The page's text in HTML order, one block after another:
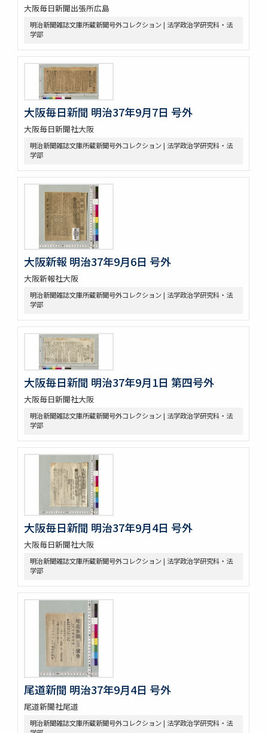
大阪毎日新聞出張所広島
明治新聞雑誌文庫所蔵新聞号外コレクション | 法学政治学研究科・法
学部
大阪毎日新聞 明治37年9月7日 号外
大阪毎日新聞社大阪
明治新聞雑誌文庫所蔵新聞号外コレクション | 法学政治学研究科・法
学部
大阪新報 明治37年9月6日 号外
大阪新報社大阪
明治新聞雑誌文庫所蔵新聞号外コレクション | 法学政治学研究科・法
学部
大阪毎日新聞 明治37年9月1日 第四号外
大阪毎日新聞社大阪
明治新聞雑誌文庫所蔵新聞号外コレクション | 法学政治学研究科・法
学部
大阪毎日新聞 明治37年9月4日 号外
大阪毎日新聞社大阪
明治新聞雑誌文庫所蔵新聞号外コレクション | 法学政治学研究科・法
学部
尾道新聞 明治37年9月4日 号外
尾道新聞社尾道
明治新聞雑誌文庫所蔵新聞号外コレクション | 法学政治学研究科・法